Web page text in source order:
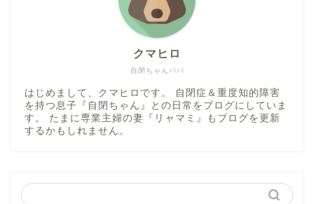
自閉ちゃんパパ
クマヒロ
はじめまして、クマヒロです。 自閉症＆重度知的障害
を持つ息子『自閉ちゃん』との日常をブログにしていま
す。 たまに専業主婦の妻『リャマミ』もブログを更新
するかもしれません。